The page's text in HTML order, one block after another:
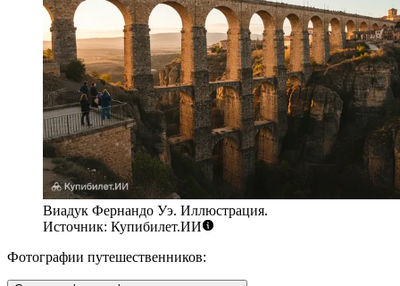
Виадук Фернандо Уэ. Иллюстрация.
Источник: Купибилет.ИИ
Фотографии путешественников: